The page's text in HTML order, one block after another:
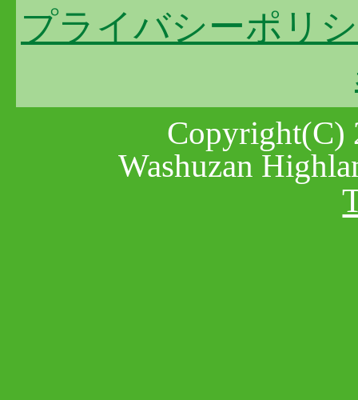
プライバシーポリ
Copyright(C)
Washuzan